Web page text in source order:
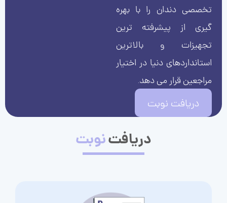
تخصصی دندان را با بهره
گیری از پیشرفته ترین
تجهیزات و بالاترین
استانداردهای دنیا در اختیار
مراجعین قرار می دهد.
دریافت نوبت
دریافتنوبت